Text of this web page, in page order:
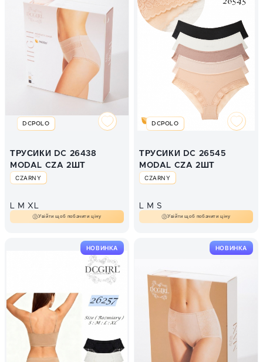
DCPOLO
ТРУСИКИ DC 26438
MODAL CZA 2ШТ
CZARNY
L M XL
Увійти щоб побачити ціну
DCPOLO
ТРУСИКИ DC 26545
MODAL CZA 2ШТ
CZARNY
L M S
Увійти щоб побачити ціну
НОВИНКА НОВИНКА